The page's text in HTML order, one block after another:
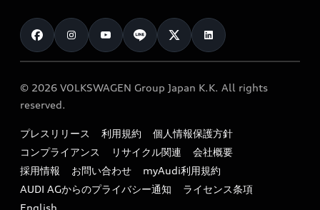
カタログ一覧
車検 / 定期点検
e-tronアフターサポート
myAudi
クオリティ
保証
メンテナンス
ファイナンス
キャンペーン / イベント
買取査定
お知らせ
オーナー様向けキャンペーン
特定整備適用車一覧
リサイクル法
よくある質問（FAQ）
© 2026 VOLKSWAGEN Group Japan K.K. All rights
reserved.
プレスリリース 利用規約
個人情報保護方針
コンプライアンス
リサイクル関連
会社概要
採用情報
お問い合わせ
myAudi利用規約
AUDI AGからのプライバシー通知
ライセンス条項
English